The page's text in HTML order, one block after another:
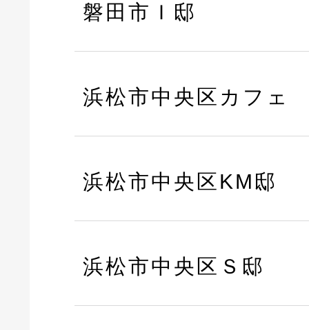
磐田市Ｉ邸
浜松市中央区カフェ
浜松市中央区KM邸
浜松市中央区Ｓ邸